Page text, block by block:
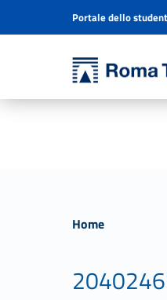
Università Roma Tre
Header info sidebar
Portale dello
Home